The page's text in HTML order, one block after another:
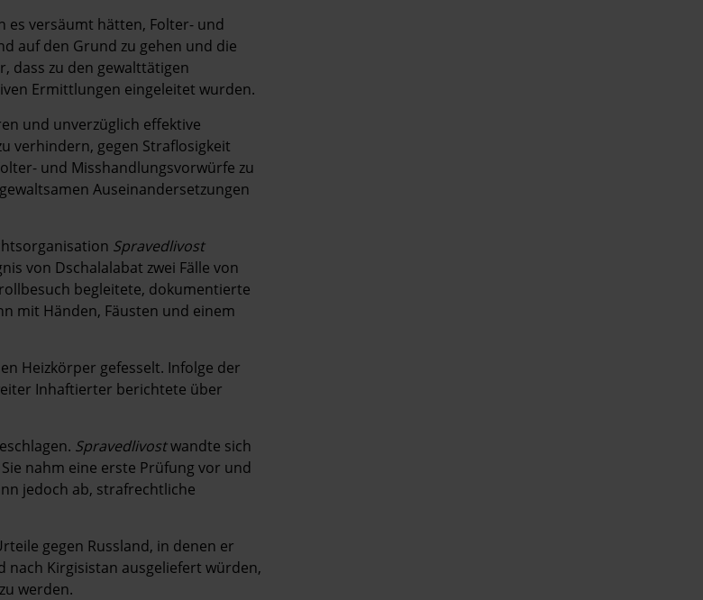
es versäumt hätten, Folter- und
auf den Grund zu gehen und die
dass zu den gewalttätigen
Ermittlungen eingeleitet wurden.
und unverzüglich effektive
verhindern, gegen Straflosigkeit
und Misshandlungsvorwürfe zu
Auseinandersetzungen
Spravedlivost
von Dschalalabat zwei Fälle von
begleitete, dokumentierte
mit Händen, Fäusten und einem
Heizkörper gefesselt. Infolge der
Inhaftierter berichtete über
Spravedlivostwandte sich
nahm eine erste Prüfung vor und
jedoch ab, strafrechtliche
gegen Russland, in denen er
nach Kirgisistan ausgeliefert würden,
werden.